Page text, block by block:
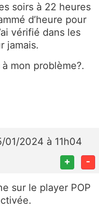
soirs à 22 heures
d’heure pour
vérifié dans les
jamais.
mon problème?.
01/2024 à 11h04
+ -
sur le player POP